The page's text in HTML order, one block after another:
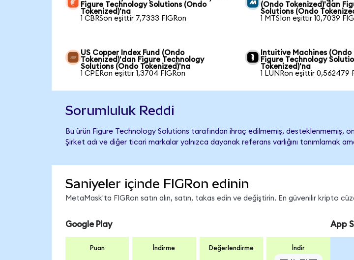
Figure Technology Solutions (Ondo
Tokenized)'na
1 CBRSon eşittir 7,7333 FIGRon
(Ondo Tokenized)'dan
Solutions (Ondo
1 MTSIon eşittir 10,7039
US Copper Index Fund (Ondo
Tokenized)'dan Figure Technology
Solutions (Ondo Tokenized)'na
1 CPERon eşittir 1,3704 FIGRon
Intuitive Machines
Figure Technology
Tokenized)'na
1 LUNRon eşittir 0,562479
Sorumluluk Reddi
Bu ürün Figure Technology Solutions tarafından ihraç edilmemiş, desteklenmemiş,
Şirket adı ve diğer ticari markalar yalnızca dayanak referans varlığını tanımlamak
Saniyeler içinde FIGRon edinin
MetaMask'ta FIGRon satın alın, satın, takas edin ve değiştirin. En güvenilir kripto
Google Play
Puan İndirme Değerlendirme İndir
App